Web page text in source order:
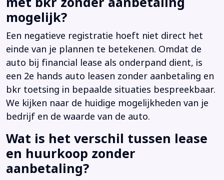
mogelijk?
Een negatieve registratie hoeft niet direct het
einde van je plannen te betekenen. Omdat de
auto bij financial lease als onderpand dient, is
een 2e hands auto leasen zonder aanbetaling en
bkr toetsing in bepaalde situaties bespreekbaar.
We kijken naar de huidige mogelijkheden van je
bedrijf en de waarde van de auto.
Wat is het verschil tussen lease
en huurkoop zonder
aanbetaling?